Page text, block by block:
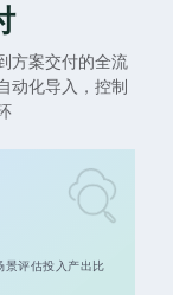
方案交付的全流
动化导入，控制
景评估投入产出比